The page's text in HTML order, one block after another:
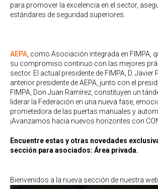
para promover la excelencia en el sector,
estándares de seguridad superiores.
AEPA , como Asociación integrada en FIMPA,
su compromiso continuo con las mejores
sector. El actual presidente de FIMPA, D. Javier
anterior presidente de AEPA, junto con el
FIMPA, Don Juan Ramírez, constituyen un
liderar la Federación en una nueva fase,
prometedora de las puertas manuales y
¡Avanzamos hacia nuevos horizontes con
Encuentre estas y otras novedades
sección para asociados: Área privada.
Bienvenidos a la nueva sección de nuestra